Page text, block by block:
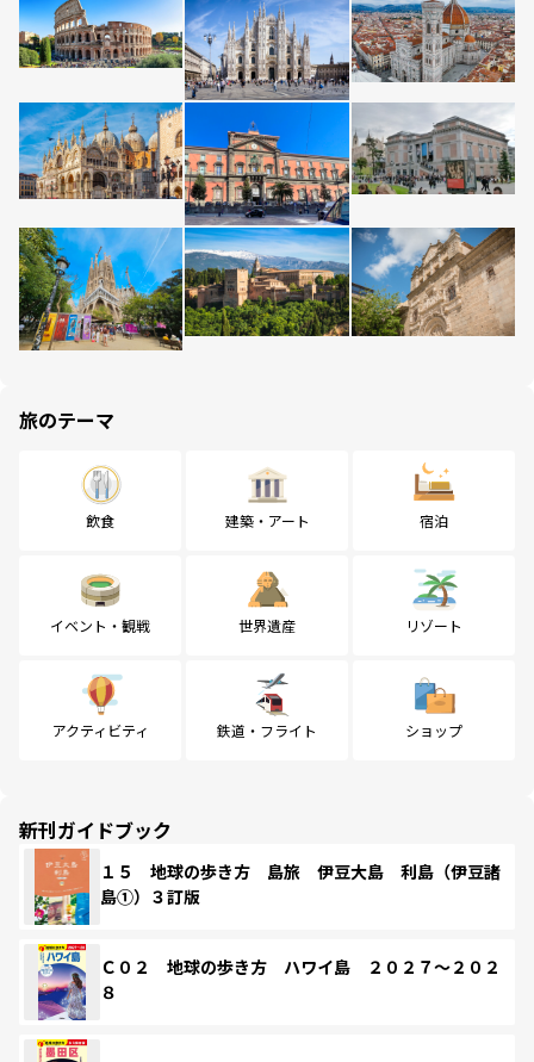
旅のテーマ
飲食 建築・アート 宿泊
イベント・観戦 世界遺産 リゾート
アクティビティ 鉄道・フライト ショップ
新刊ガイドブック
１５ 地球の歩き方 島旅 伊豆大島 利島（伊豆諸
島①）３訂版
Ｃ０２ 地球の歩き方 ハワイ島 ２０２７～２０２
８